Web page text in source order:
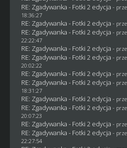
RE: Zgadywanka - Fotki 2 edycja -
18:36:27
RE: Zgadywanka - Fotki 2 edycja -
RE: Zgadywanka - Fotki 2 edycja -
22:22:47
RE: Zgadywanka - Fotki 2 edycja -
RE: Zgadywanka - Fotki 2 edycja -
20:02:22
RE: Zgadywanka - Fotki 2 edycja -
RE: Zgadywanka - Fotki 2 edycja -
18:31:27
RE: Zgadywanka - Fotki 2 edycja -
RE: Zgadywanka - Fotki 2 edycja -
20:07:23
RE: Zgadywanka - Fotki 2 edycja -
RE: Zgadywanka - Fotki 2 edycja -
22:27:54